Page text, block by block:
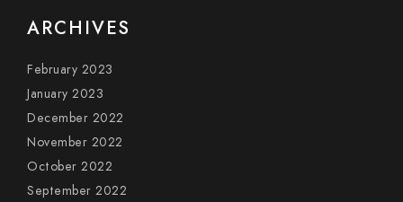
ARCHIVES
February 2023
January 2023
December 2022
November 2022
October 2022
September 2022